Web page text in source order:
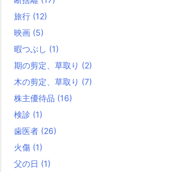
旅行 (12)
映画 (5)
暇つぶし (1)
期の剪定、草取り (2)
木の剪定、草取り (7)
株主優待品 (16)
検診 (1)
歯医者 (26)
火傷 (1)
父の日 (1)